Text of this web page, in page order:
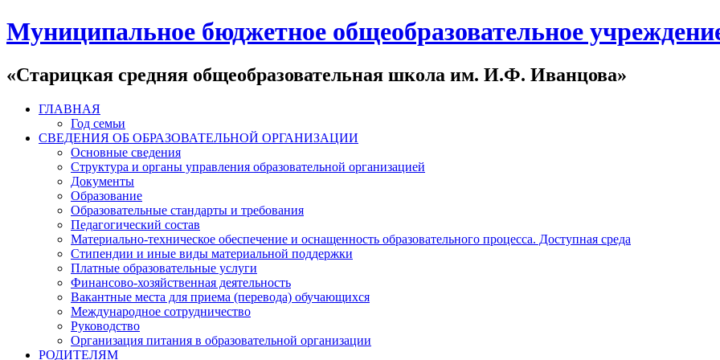
Муниципальное бюджетное общеобразовательное
«Старицкая средняя общеобразовательная школа им. И.Ф. Иванцова»
ГЛАВНАЯ
Год семьи
СВЕДЕНИЯ ОБ ОБРАЗОВАТЕЛЬНОЙ ОРГАНИЗАЦИИ
Основные сведения
Структура и органы управления образовательной организацией
Документы
Образование
Образовательные стандарты и требования
Педагогический состав
Материально-техническое обеспечение и оснащенность образовательного процесса. Доступная среда
Стипендии и иные виды материальной поддержки
Платные образовательные услуги
Финансово-хозяйственная деятельность
Вакантные места для приема (перевода) обучающихся
Международное сотрудничество
Руководство
Организация питания в образовательной организации
РОДИТЕЛЯМ